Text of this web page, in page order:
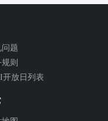
题
则
开放日列表